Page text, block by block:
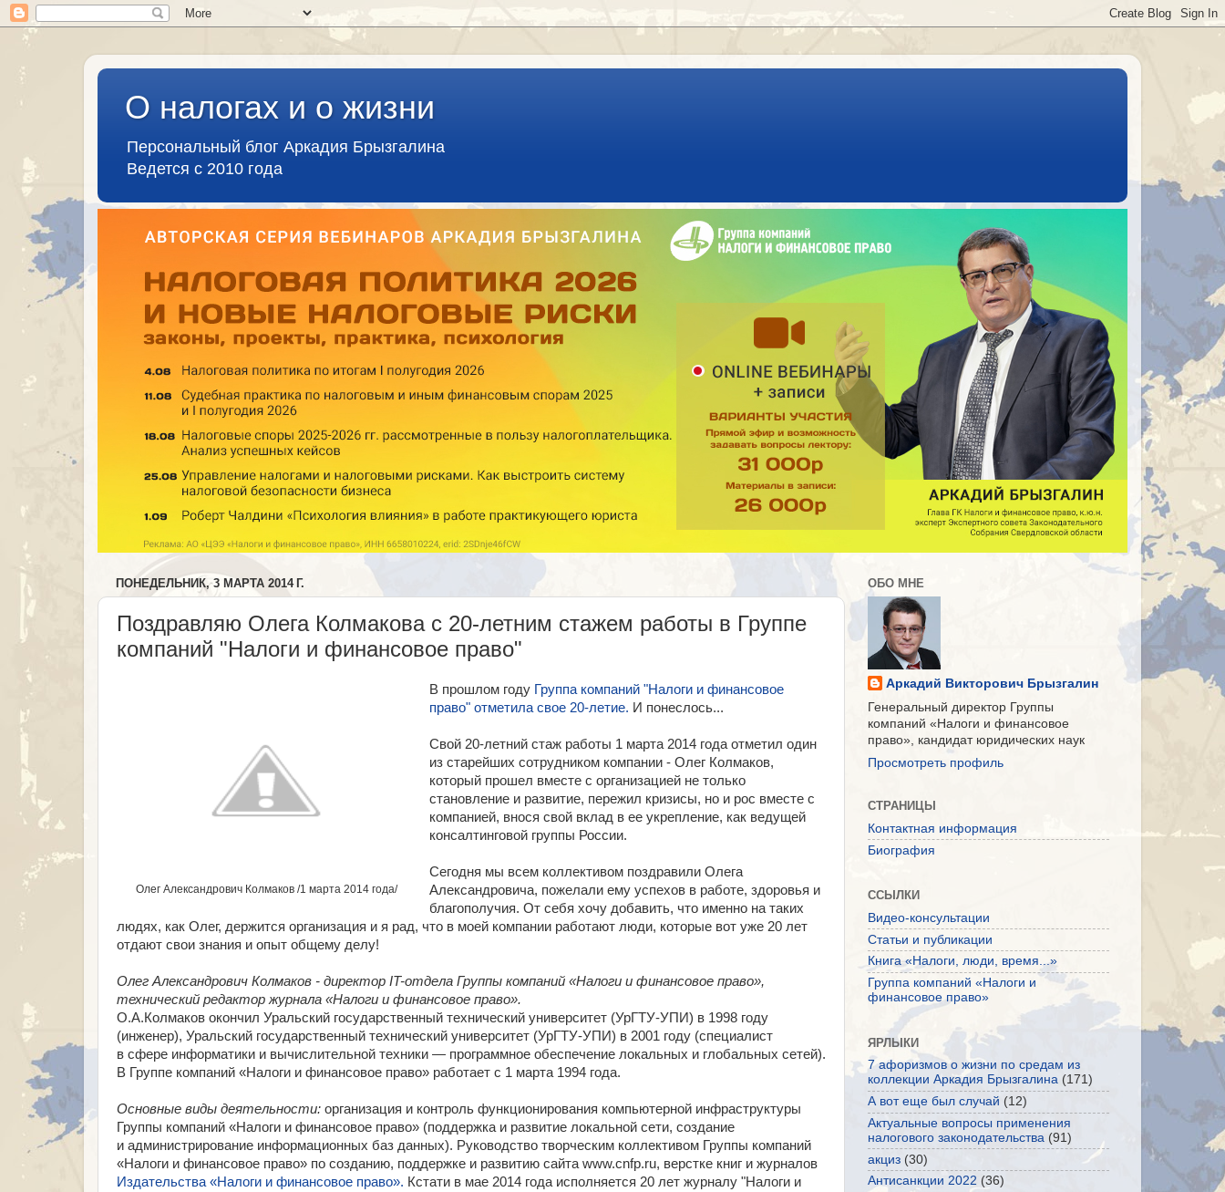
О налогах и о жизни
Персональный блог Аркадия Брызгалина
Ведется с 2010 года
ПОНЕДЕЛЬНИК, 3 МАРТА 2014 Г.
Поздравляю Олега Колмакова с 20-летним стажем работы в Группе
компаний "Налоги и финансовое право"
Олег Александрович Колмаков /1 марта 2014 года/
В прошлом году Группа компаний "Налоги и финансовое
право" отметила свое 20-летие. И понеслось...
Свой 20-летний стаж работы 1 марта 2014 года отметил один
из старейших сотрудником компании - Олег Колмаков,
который прошел вместе с организацией не только
становление и развитие, пережил кризисы, но и рос вместе с
компанией, внося свой вклад в ее укрепление, как ведущей
консалтинговой группы России.
Сегодня мы всем коллективом поздравили Олега
Александровича, пожелали ему успехов в работе, здоровья и
благополучия. От себя хочу добавить, что именно на таких
людях, как Олег, держится организация и я рад, что в моей компании работают люди, которые вот уже 20 лет
отдают свои знания и опыт общему делу!
Олег Александрович Колмаков - директор IT-отдела Группы компаний «Налоги и финансовое право»,
технический редактор журнала «Налоги и финансовое право».
О.А.Колмаков окончил Уральский государственный технический университет (УрГТУ-УПИ) в 1998 году
(инженер), Уральский государственный технический университет (УрГТУ-УПИ) в 2001 году (специалист
в сфере информатики и вычислительной техники — программное обеспечение локальных и глобальных сетей).
В Группе компаний «Налоги и финансовое право» работает с 1 марта 1994 года.
Основные виды деятельности: организация и контроль функционирования компьютерной инфраструктуры
Группы компаний «Налоги и финансовое право» (поддержка и развитие локальной сети, создание
и администрирование информационных баз данных). Руководство творческим коллективом Группы компаний
«Налоги и финансовое право» по созданию, поддержке и развитию сайта www.cnfp.ru, верстке книг и журналов
Издательства «Налоги и финансовое право». Кстати в мае 2014 года исполняется 20 лет журналу "Налоги и
ОБО МНЕ
Аркадий Викторович Брызгалин
Генеральный директор Группы
компаний «Налоги и финансовое
право», кандидат юридических наук
Просмотреть профиль
СТРАНИЦЫ
Контактная информация
Биография
ССЫЛКИ
Видео-консультации
Статьи и публикации
Книга «Налоги, люди, время...»
Группа компаний «Налоги и
финансовое право»
ЯРЛЫКИ
7 афоризмов о жизни по средам из
коллекции Аркадия Брызгалина (171)
А вот еще был случай (12)
Актуальные вопросы применения
налогового законодательства (91)
акциз (30)
Антисанкции 2022 (36)